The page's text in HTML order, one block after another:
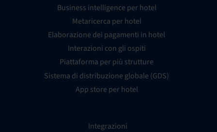
Business intelligence per hotel
Metaricerca per hotel
Elaborazione dei pagamenti in hotel
Interazioni con gli ospiti
Piattaforma per più strutture
Sistema di distribuzione globale (GDS)
App store per hotel
Integrazioni